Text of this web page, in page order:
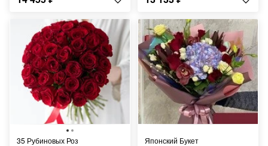
35 Рубиновых Роз Японский Букет